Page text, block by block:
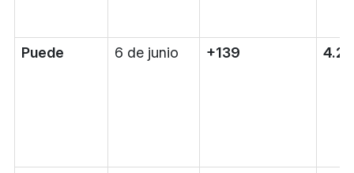
Puede 6 de junio +139 4.2